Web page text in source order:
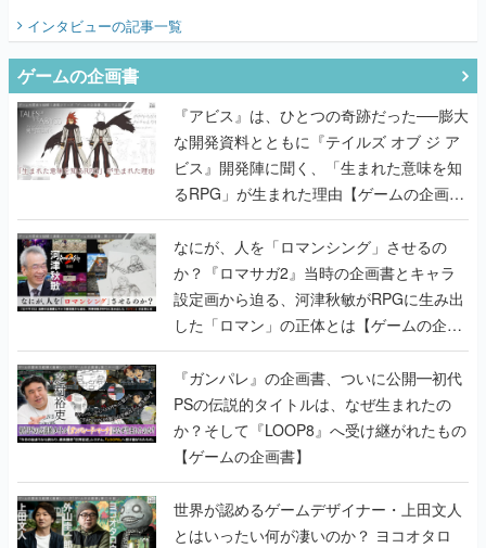
インタビューの記事一覧
ゲームの企画書
『アビス』は、ひとつの奇跡だった──膨大
な開発資料とともに『テイルズ オブ ジ ア
ビス』開発陣に聞く、「生まれた意味を知
るRPG」が生まれた理由【ゲームの企画
書】
なにが、人を「ロマンシング」させるの
か？『ロマサガ2』当時の企画書とキャラ
設定画から迫る、河津秋敏がRPGに生み出
した「ロマン」の正体とは【ゲームの企画
書】
『ガンパレ』の企画書、ついに公開━初代
PSの伝説的タイトルは、なぜ生まれたの
か？そして『LOOP8』へ受け継がれたもの
【ゲームの企画書】
世界が認めるゲームデザイナー・上田文人
とはいったい何が凄いのか？ ヨコオタロ